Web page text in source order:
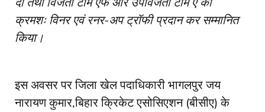
क्रमशः विनर एवं रनर-अप ट्रॉफी प्रदान कर सम्मानित
किया।
इस अवसर पर जिला खेल पदाधिकारी भागलपुर जय
नारायण कुमार,बिहार क्रिकेट एसोसिएशन (बीसीए) के